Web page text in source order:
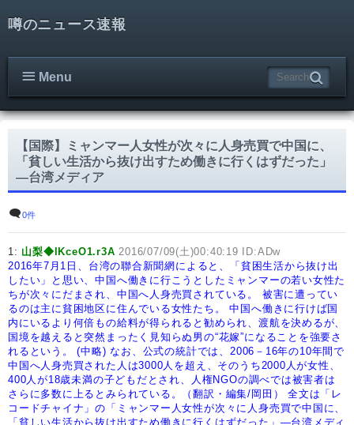
噂のニュース速報
Menu
【国際】ミャンマー人女性が次々に人身売買で中国に、
「貧しい生活から抜け出すため働きに行くはずだった」
―台湾メディア
0件
1: 山梨◆lKceO1.r3A 2016/07/09(土)00:40:19 ID:ADw
2016年7月1日、台湾の聯合新聞網によると、「貧困生活から抜け出
したい」と思い、中国へ働きに行こうとしたミャンマーの若い女性た
ちが次々にだまされ、中国へ人身売買されている。
被害に遭ってい
るのは主に貧困地区に住んでいる女性たち。
中国へ働きに行けば国
内にいるより何倍もの給料が得られると勧められ、渡航を決めるが、
国境を越えると突然まったく見知らぬ男の“花嫁”になることを強要さ
れるという。
(中略) なお、公式の統計では、2006－16年の10年間で
中国へ人身売買された人は3000人を超え、そのうち2000人が女性、
400人が18歳未満の子どもだとされ、人権NGOの調べでは被害者は
さらに多数に上るとみられている。（翻訳・編集/岡田）
全文は「レ
コードチャイナ」の「ミャンマー人女性が次々に人身売買で中国に、
「貧しい生活から抜け出すため働きに行くはずだった」―台湾メディ